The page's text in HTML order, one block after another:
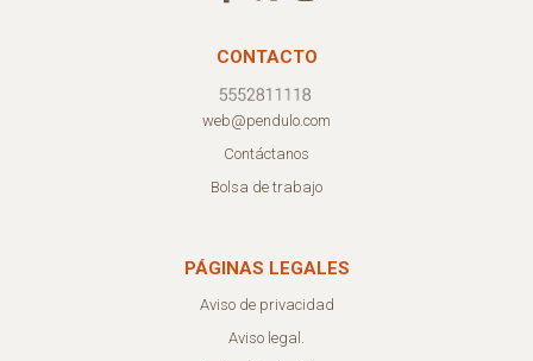
CONTACTO
web@pendulo.com
Contáctanos
Bolsa de trabajo
PÁGINAS LEGALES
Aviso de privacidad
Aviso legal.